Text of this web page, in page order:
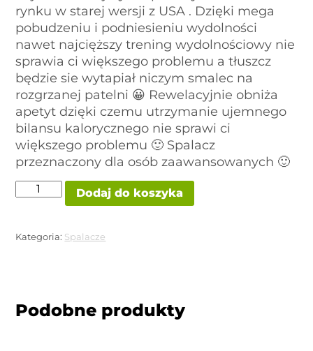
rynku w starej wersji z USA . Dzięki mega
pobudzeniu i podniesieniu wydolności
nawet najcięższy trening wydolnościowy nie
sprawia ci większego problemu a tłuszcz
będzie sie wytapiał niczym smalec na
rozgrzanej patelni 😀 Rewelacyjnie obniża
apetyt dzięki czemu utrzymanie ujemnego
bilansu kalorycznego nie sprawi ci
większego problemu 🙂 Spalacz
przeznaczony dla osób zaawansowanych 🙂
ilość
BLACK
TECH
Dodaj do koszyka
Kategoria: Spalacze
Podobne produkty